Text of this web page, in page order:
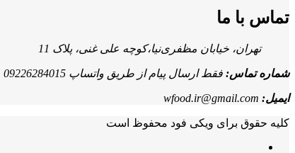
تماس با ما
تهران، خیابان مظفری‌نیا،کوچه علی غنی، پلاک 11
شماره تماس: فقط ارسال پیام از طریق واتساپ 09226284015
ایمیل: wfood.ir@gmail.com
کلیه حقوق برای ویکی فود محفوظ است